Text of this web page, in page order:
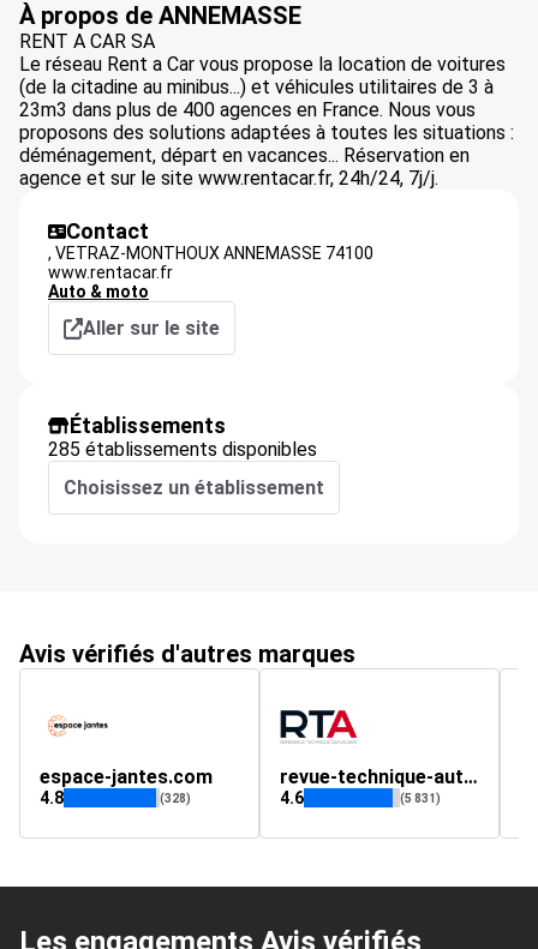
À propos de ANNEMASSE
RENT A CAR SA
Le réseau Rent a Car vous propose la location de voitures
(de la citadine au minibus...) et véhicules utilitaires de 3 à
23m3 dans plus de 400 agences en France. Nous vous
proposons des solutions adaptées à toutes les situations :
déménagement, départ en vacances... Réservation en
agence et sur le site www.rentacar.fr, 24h/24, 7j/j.
Contact
, VETRAZ-MONTHOUX ANNEMASSE 74100
www.rentacar.fr
Auto & moto
Aller sur le site
Établissements
285 établissements disponibles
Choisissez un établissement
Avis vérifiés d'autres marques
espace-jantes.com
4.8 (328)
revue-technique-auto.fr
4.6 (5 831)
Les engagements Avis vérifiés